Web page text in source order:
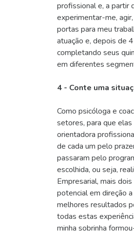
profissional e, a partir
experimentar-me,
portas para meu
atuação e, depois de
completando seus
em diferentes
4 - Conte uma
Como psicóloga e
setores, para que
orientadora
de cada um pelo
passaram pelo
escolhida, ou seja,
Empresarial, mais
potencial em direção
melhores resultados
todas estas
minha sobrinha